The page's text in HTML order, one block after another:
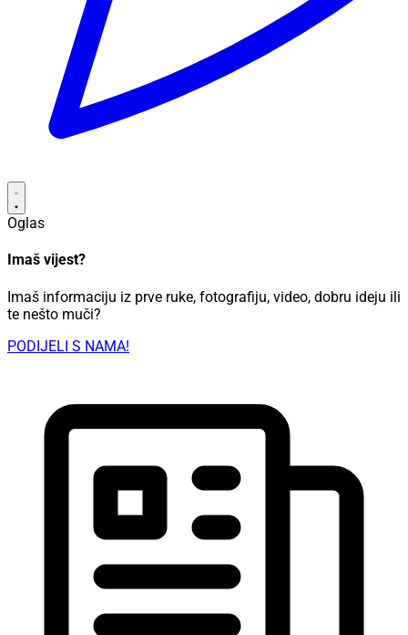
Oglas
Imaš vijest?
Imaš informaciju iz prve ruke, fotografiju, video, dobru ideju ili
te nešto muči?
PODIJELI S NAMA!